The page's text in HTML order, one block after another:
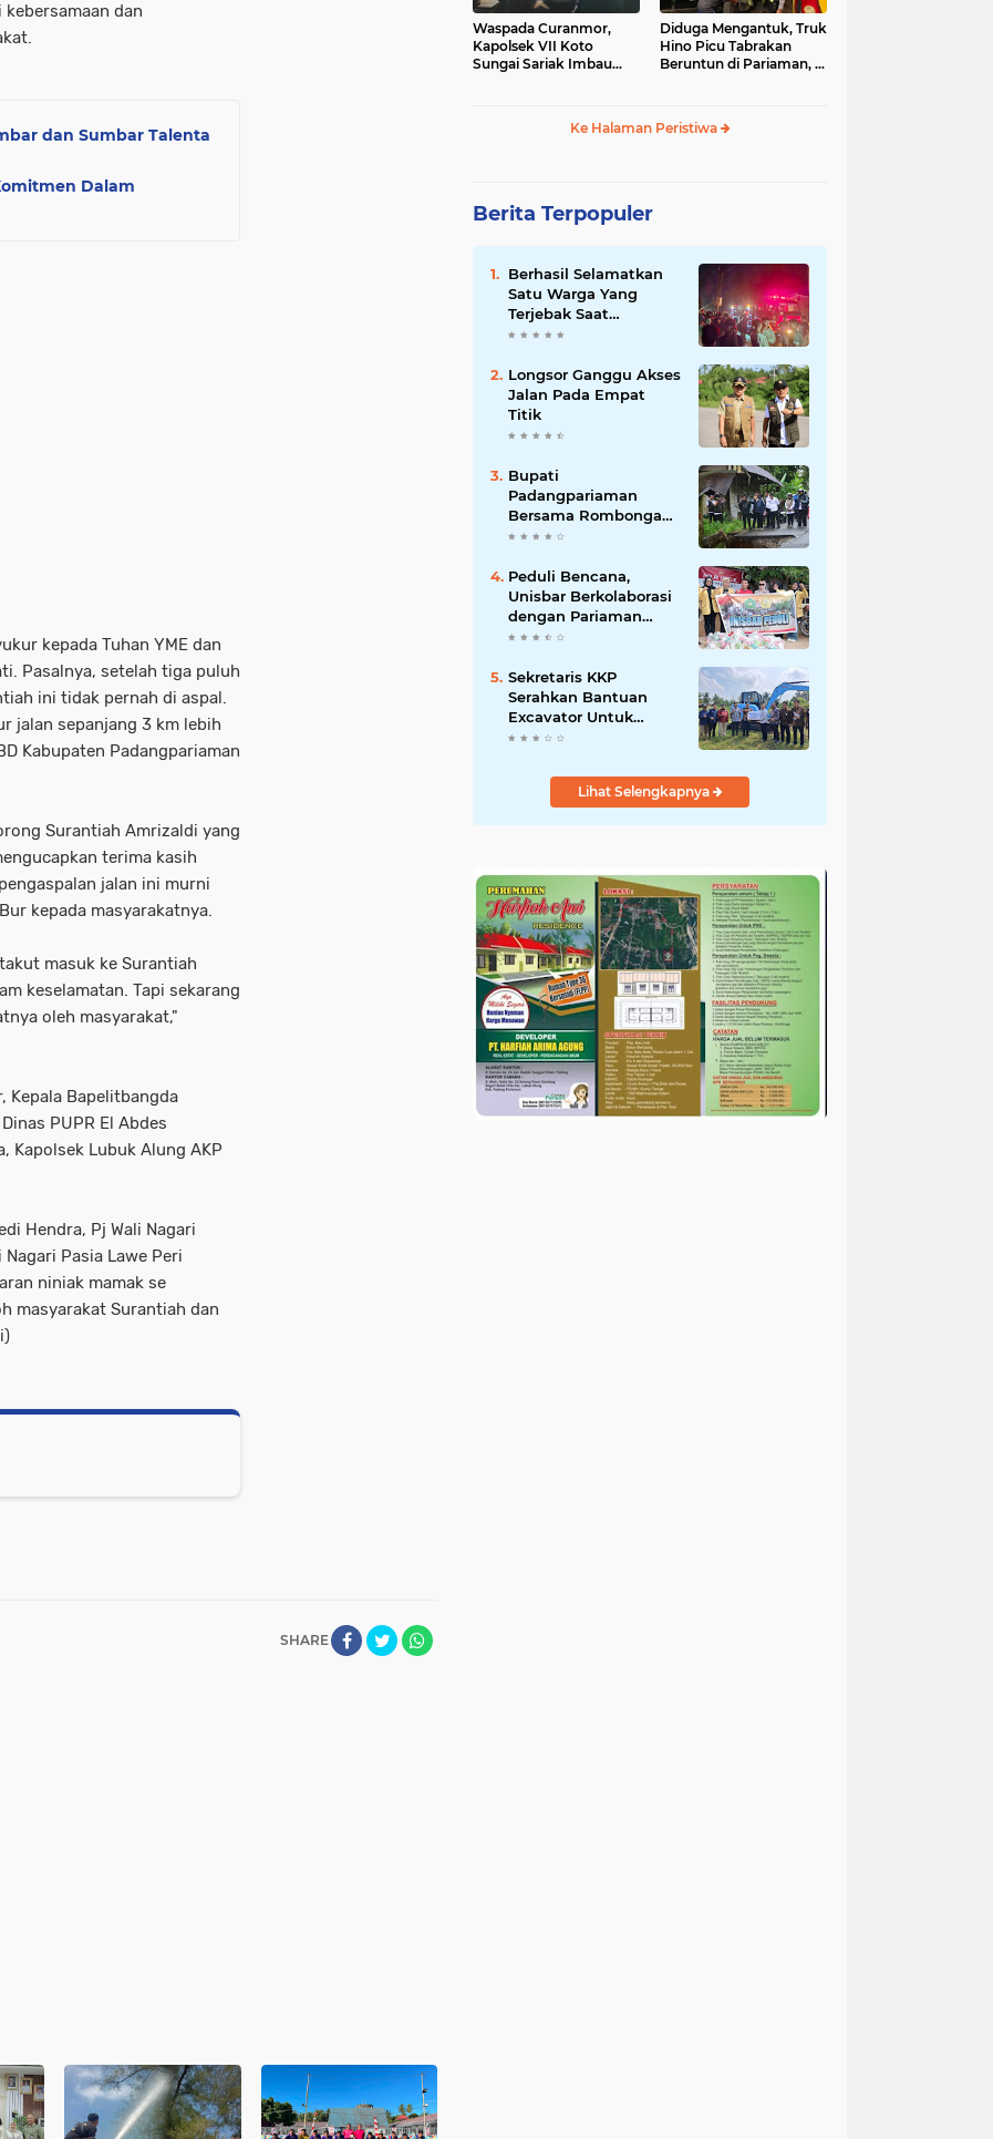
dan
dan Sumbar Talenta
Dalam
kepada Tuhan YME dan
Pasalnya, setelah tiga puluh
ini tidak pernah di aspal.
jalan sepanjang 3 km lebih
Kabupaten Padangpariaman
Surantiah Amrizaldi yang
terima kasih
jalan ini murni
kepada masyarakatnya.
masuk ke Surantiah
keselamatan. Tapi sekarang
oleh masyarakat,"
Kepala Bapelitbangda
PUPR El Abdes
Kapolsek Lubuk Alung AKP
Hendra, Pj Wali Nagari
Pasia Lawe Peri
niniak mamak se
masyarakat Surantiah dan
SHARE
Waspada Curanmor,
Kapolsek VII Koto
Sungai Sariak Imbau
Diduga Mengantuk, Truk
Hino Picu Tabrakan
Beruntun di Pariaman, 5
Ke Halaman Peristiwa
Berita Terpopuler
Berhasil Selamatkan
Satu Warga Yang
Terjebak Saat
Kebakaran
Longsor Ganggu Akses
Jalan Pada Empat
Titik
Bupati
Padangpariaman
Bersama Rombongan
Jemput Aspirasi
Peduli Bencana,
Unisbar Berkolaborasi
dengan Pariaman
Women Power
untuk Korban Banjir di
Padang
Sekretaris KKP
Serahkan Bantuan
Excavator Untuk
Pelaku Usaha
Lihat Selengkapnya